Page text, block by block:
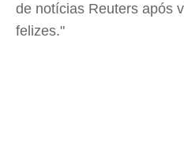
de notícias Reuters após
felizes."